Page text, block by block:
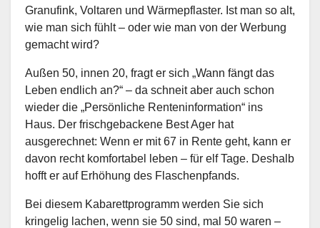
Granufink, Voltaren und Wärmepflaster. Ist man so alt,
wie man sich fühlt – oder wie man von der Werbung
gemacht wird?
Außen 50, innen 20, fragt er sich „Wann fängt das
Leben endlich an?“ – da schneit aber auch schon
wieder die „Persönliche Renteninformation“ ins
Haus. Der frischgebackene Best Ager hat
ausgerechnet: Wenn er mit 67 in Rente geht, kann er
davon recht komfortabel leben – für elf Tage. Deshalb
hofft er auf Erhöhung des Flaschenpfands.
Bei diesem Kabarettprogramm werden Sie sich
kringelig lachen, wenn sie 50 sind, mal 50 waren –